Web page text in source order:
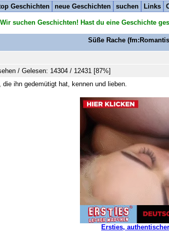
Geschichten neue Geschichten suchen Links
Wir suchen Geschichten! Hast du eine Geschichte
Süße Rache
/ Gelesen: 14304 / 12431 [87%]
ihn gedemütigt hat, kennen und lieben.
Ersties,